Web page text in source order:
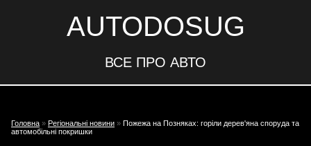
AUTODOSUG
ВСЕ ПРО АВТО
Головна » Регіональні новини » Пожежа на Позняках: горіли дерев'яна споруда та
автомобільні покришки